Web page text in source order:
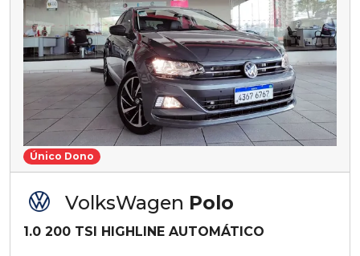
Único Dono
VolksWagen Polo
1.0 200 TSI HIGHLINE AUTOMÁTICO